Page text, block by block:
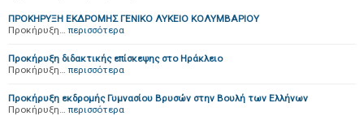
ΠΡΟΚΗΡΥΞΗ ΕΚΔΡΟΜΗΣ ΓΕΝΙΚΟ ΛΥΚΕΙΟ KOΛΥΜΒΑΡΙΟΥ
Προκήρυξη… περισσότερα
Προκήρυξη διδακτικής επίσκεψης στο Ηράκλειο
Προκήρυξη… περισσότερα
Προκήρυξη εκδρομής Γυμνασίου Βρυσών στην Βουλή των Ελλήνων
Προκήρυξη… περισσότερα